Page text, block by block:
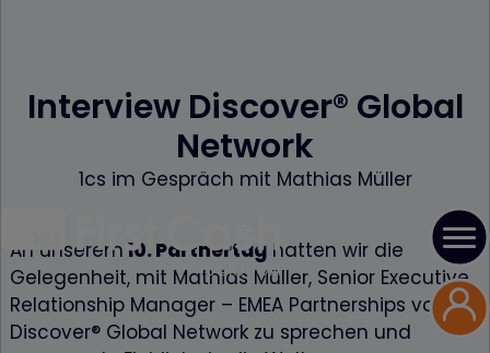
Interview Discover® Global
Network
1cs im Gespräch mit Mathias Müller
An unserem 10. Partnertaghatten wir die
Gelegenheit, mit Mathias Müller, Senior Executive
Relationship Manager – EMEA Partnerships von
Discover® Global Network zu sprechen und